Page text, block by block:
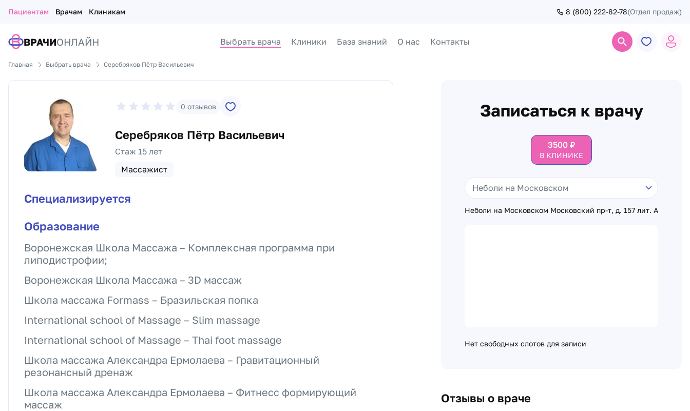
Пациентам Врачам Клиникам 8 (800) 222-82-78(Отдел продаж)
ВРАЧИОНЛАЙН Выбрать врача Клиники База знаний О нас Контакты
Главная Выбрать врача Серебряков Пётр Васильевич
0 отзывов
Серебряков Пётр Васильевич
Стаж 15 лет
Массажист
Специализируется
Образование
Воронежская Школа Массажа – Комплексная программа при
липодистрофии;
Воронежская Школа Массажа – 3D массаж
Школа массажа Formass – Бразильская попка
International school of Massage – Slim massage
International school of Massage – Thai foot massage
Школа массажа Александра Ермолаева – Гравитационный
резонансный дренаж
Школа массажа Александра Ермолаева – Фитнесс формирующий
массаж
Записаться к врачу
3500₽
В КЛИНИКЕ
Неболи на Московском Московский пр-т, д. 157 лит. А
Нет свободных слотов для записи
Отзывы о враче